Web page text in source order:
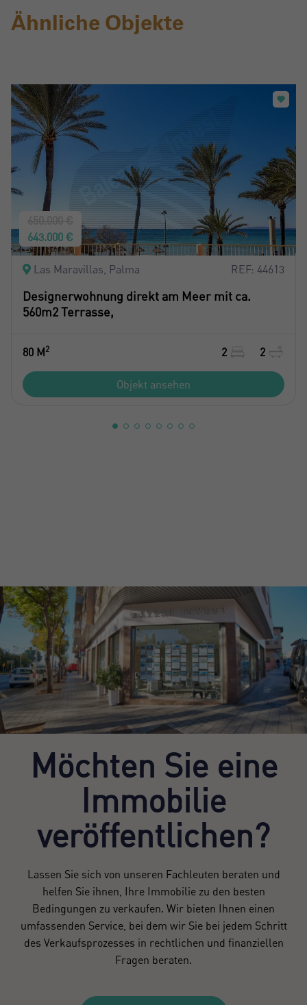
Ähnliche Objekte
643.000 €
Las Maravillas, Palma REF: 44613
Designerwohnung direkt am Meer mit ca.
560m2 Terrasse,
80 M2 2 2
Objekt ansehen
Möchten Sie eine
Immobilie
veröffentlichen?
Lassen Sie sich von unseren Fachleuten beraten und
helfen Sie ihnen, Ihre Immobilie zu den besten
Bedingungen zu verkaufen. Wir bieten Ihnen einen
umfassenden Service, bei dem wir Sie bei jedem Schritt
des Verkaufsprozesses in rechtlichen und finanziellen
Fragen beraten.